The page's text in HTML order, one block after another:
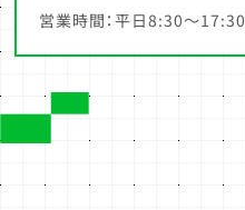
営業時間：平日8:30～17:30